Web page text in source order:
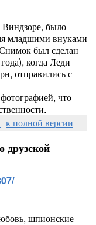
было
младшими внуками
был сделан
когда Леди
отправились с
что
к полной версии
друзской
шпионские